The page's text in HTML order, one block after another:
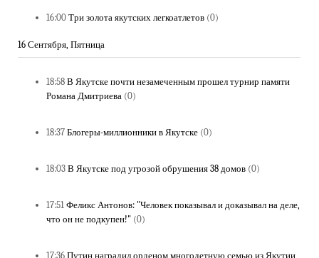
16:00 Три золота якутских легкоатлетов (0)
16 Сентября, Пятница
18:58 В Якутске почти незамеченным прошел турнир памяти
Романа Дмитриева (0)
18:37 Блогеры-миллионники в Якутске (0)
18:03 В Якутске под угрозой обрушения 38 домов (0)
17:51 Феликс Антонов: "Человек показывал и доказывал на деле,
что он не подкупен!" (0)
17:36 Путин наградил орденом многодетную семью из Якутии